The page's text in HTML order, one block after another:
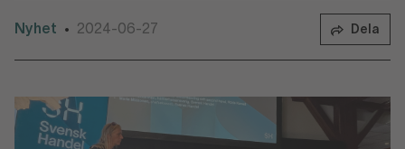
Nyhet • 2024-06-27 Dela